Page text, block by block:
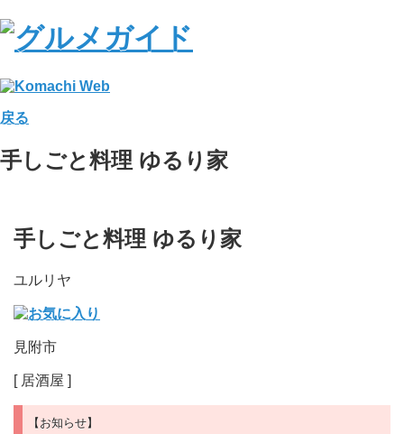
戻る
手しごと料理 ゆるり家
手しごと料理 ゆるり家
ユルリヤ
見附市
[ 居酒屋 ]
【お知らせ】